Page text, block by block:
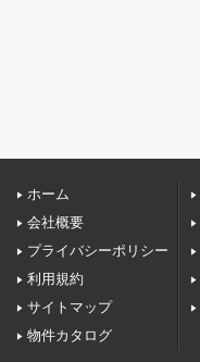
ホーム
会社概要
プライバシーポリシー
利用規約
サイトマップ
物件カタログ